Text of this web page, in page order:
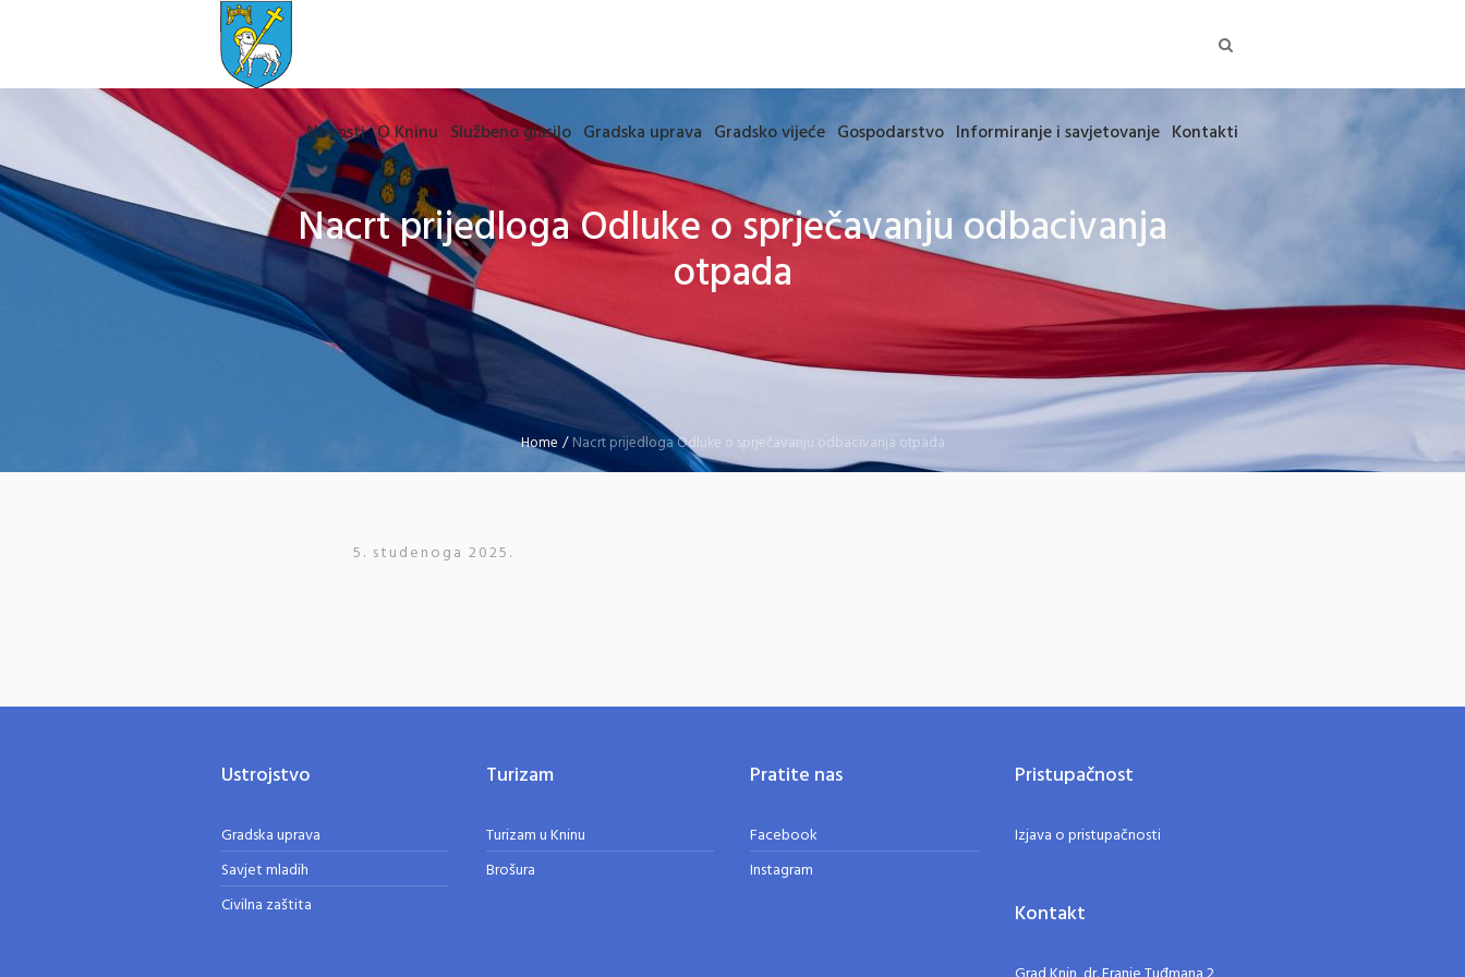
Novosti O Kninu Službeno glasilo Gradska uprava Gradsko vijeće Gospodarstvo Informiranje i savjetovanje Kontakti
Nacrt prijedloga Odluke o sprječavanju odbacivanja
otpada
Home /Nacrt prijedloga Odluke o sprječavanju odbacivanja otpada
5. studenoga 2025.
Ustrojstvo
Gradska uprava
Savjet mladih
Civilna zaštita
Turizam
Turizam u Kninu
Brošura
Pratite nas
Facebook
Instagram
Pristupačnost
Izjava o pristupačnosti
Kontakt